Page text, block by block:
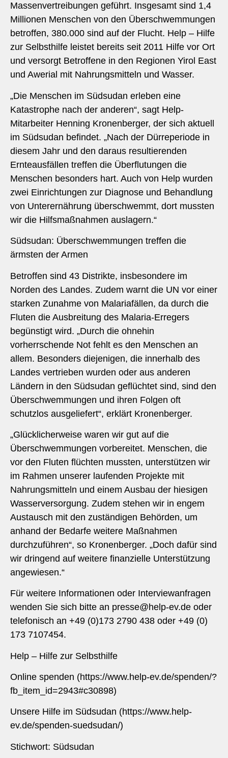
Massenvertreibungen geführt. Insgesamt sind 1,4
Millionen Menschen von den Überschwemmungen
betroffen, 380.000 sind auf der Flucht. Help – Hilfe
zur Selbsthilfe leistet bereits seit 2011 Hilfe vor Ort
und versorgt Betroffene in den Regionen Yirol East
und Awerial mit Nahrungsmitteln und Wasser.
„Die Menschen im Südsudan erleben eine
Katastrophe nach der anderen“, sagt Help-
Mitarbeiter Henning Kronenberger, der sich aktuell
im Südsudan befindet. „Nach der Dürreperiode in
diesem Jahr und den daraus resultierenden
Ernteausfällen treffen die Überflutungen die
Menschen besonders hart. Auch von Help wurden
zwei Einrichtungen zur Diagnose und Behandlung
von Unterernährung überschwemmt, dort mussten
wir die Hilfsmaßnahmen auslagern.“
Südsudan: Überschwemmungen treffen die
ärmsten der Armen
Betroffen sind 43 Distrikte, insbesondere im
Norden des Landes. Zudem warnt die UN vor einer
starken Zunahme von Malariafällen, da durch die
Fluten die Ausbreitung des Malaria-Erregers
begünstigt wird. „Durch die ohnehin
vorherrschende Not fehlt es den Menschen an
allem. Besonders diejenigen, die innerhalb des
Landes vertrieben wurden oder aus anderen
Ländern in den Südsudan geflüchtet sind, sind den
Überschwemmungen und ihren Folgen oft
schutzlos ausgeliefert“, erklärt Kronenberger.
„Glücklicherweise waren wir gut auf die
Überschwemmungen vorbereitet. Menschen, die
vor den Fluten flüchten mussten, unterstützen wir
im Rahmen unserer laufenden Projekte mit
Nahrungsmitteln und einem Ausbau der hiesigen
Wasserversorgung. Zudem stehen wir in engem
Austausch mit den zuständigen Behörden, um
anhand der Bedarfe weitere Maßnahmen
durchzuführen“, so Kronenberger. „Doch dafür sind
wir dringend auf weitere finanzielle Unterstützung
angewiesen.“
Für weitere Informationen oder Interviewanfragen
wenden Sie sich bitte an presse@help-ev.de oder
telefonisch an +49 (0)173 2790 438 oder +49 (0)
173 7107454.
Help – Hilfe zur Selbsthilfe
Online spenden (https://www.help-ev.de/spenden/?
fb_item_id=2943#c30898)
Unsere Hilfe im Südsudan (https://www.help-
ev.de/spenden-suedsudan/)
Stichwort: Südsudan